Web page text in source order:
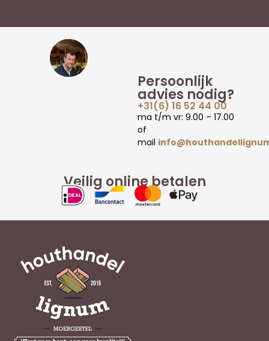
Veilig online betalen
Persoonlijk
advies nodig?
+31(6) 16 52 44 00
ma t/m vr: 9.00 – 17.00
of
mail